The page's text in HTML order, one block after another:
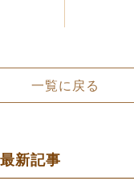
一覧に戻る
新記事